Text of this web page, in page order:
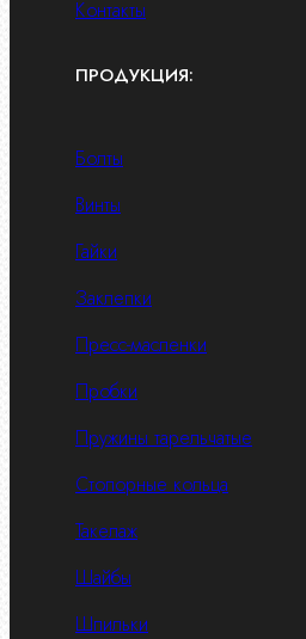
Контакты
ПРОДУКЦИЯ:
Болты
Винты
Гайки
Заклепки
Пресс-масленки
Пробки
Пружины тарельчатые
Стопорные кольца
Такелаж
Шайбы
Шпильки